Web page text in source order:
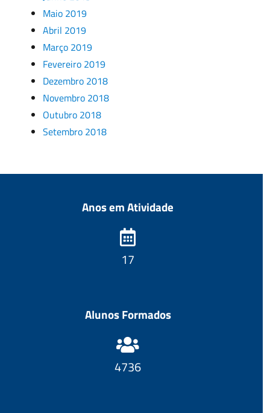
Maio 2019
Abril 2019
Março 2019
Fevereiro 2019
Dezembro 2018
Novembro 2018
Outubro 2018
Setembro 2018
Anos em Atividade
18
Alunos Formados
5053